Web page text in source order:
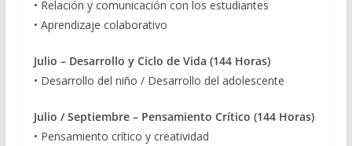
• Relación y comunicación con los estudiantes
• Aprendizaje colaborativo
Julio – Desarrollo y Ciclo de Vida (144 Horas)
• Desarrollo del niño / Desarrollo del adolescente
Julio / Septiembre – Pensamiento Crítico (144 Horas)
• Pensamiento crítico y creatividad